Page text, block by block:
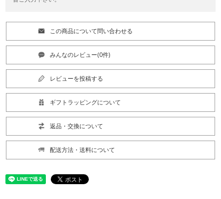
この商品について問い合わせる
みんなのレビュー(0件)
レビューを投稿する
ギフトラッピングについて
返品・交換について
配送方法・送料について